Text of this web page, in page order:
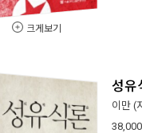
크게보기
성유
이만 (
38,000